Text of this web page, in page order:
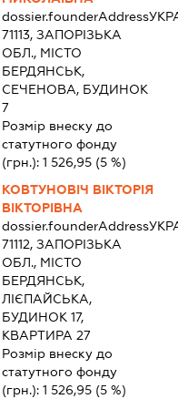
dossier.founderAddress
71113, ЗАПОРІЗЬКА
ОБЛ., МІСТО
БЕРДЯНСЬК,
СЕЧЕНОВА, БУДИНОК
7
Розмір внеску до
статутного фонду
(грн.):1 526,95 (5 %)
КОВТУНОВІЧ ВІКТОРІЯ
ВІКТОРІВНА
dossier.founderAddress
71112, ЗАПОРІЗЬКА
ОБЛ., МІСТО
БЕРДЯНСЬК,
ЛІЄПАЙСЬКА,
БУДИНОК 17,
КВАРТИРА 27
Розмір внеску до
статутного фонду
(грн.):1 526,95 (5 %)